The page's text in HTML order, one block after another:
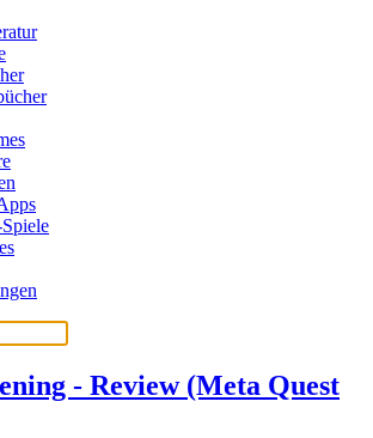
- Review (Meta Quest